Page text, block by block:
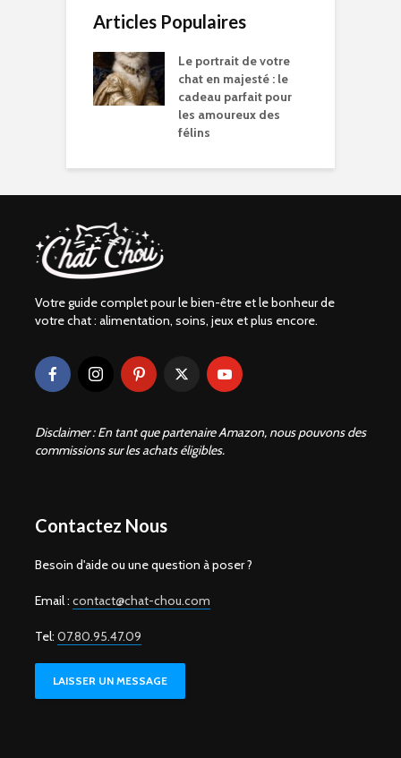
Articles Populaires
Le portrait de votre
chat en majesté : le
cadeau parfait pour
les amoureux des
félins
Votre guide complet pour le bien-être et le bonheur de
votre chat : alimentation, soins, jeux et plus encore.
Disclaimer : En tant que partenaire Amazon, nous pouvons des
commissions sur les achats éligibles.
Contactez Nous
Besoin d'aide ou une question à poser ?
Email : contact@chat-chou.com
Tel: 07.80.95.47.09
LAISSER UN MESSAGE